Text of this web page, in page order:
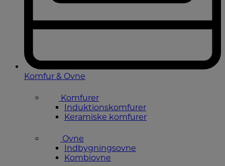
Komfur & Ovne
Komfurer
Induktionskomfurer
Keramiske komfurer
Ovne
Indbygningsovne
Kombiovne